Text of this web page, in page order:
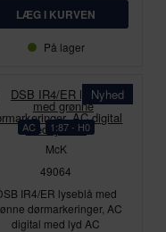
På lager
Nyhed
AC 1:87 - H0
McK
49064
IR4/ER lyseblå med
dørmarkeringer, AC
digital med lyd AC